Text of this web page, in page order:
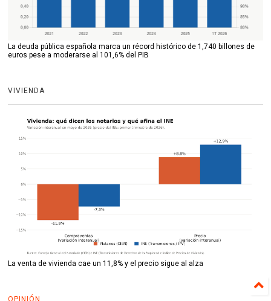
La deuda pública española marca un récord histórico de 1,740 billones de
euros pese a moderarse al 101,6% del PIB
VIVIENDA
La venta de vivienda cae un 11,8% y el precio sigue al alza
OPINIÓN